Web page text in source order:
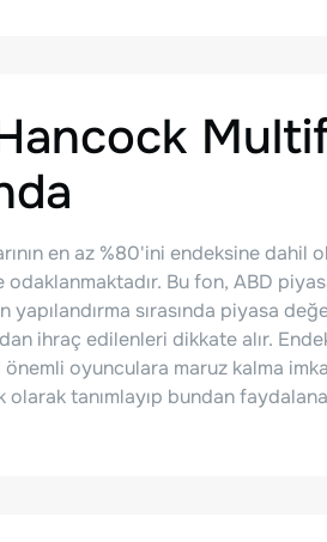
en az %80'ini endeksine dahil
Bu fon, ABD
yapılandırma sırasında piyasa
ihraç edilenleri dikkate alır.
oyunculara maruz kalma
tanımlayıp bundan